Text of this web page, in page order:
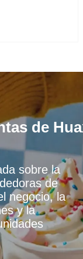
de
sobre la
de
negocio, la
y la